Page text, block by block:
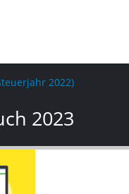
2022)
2023